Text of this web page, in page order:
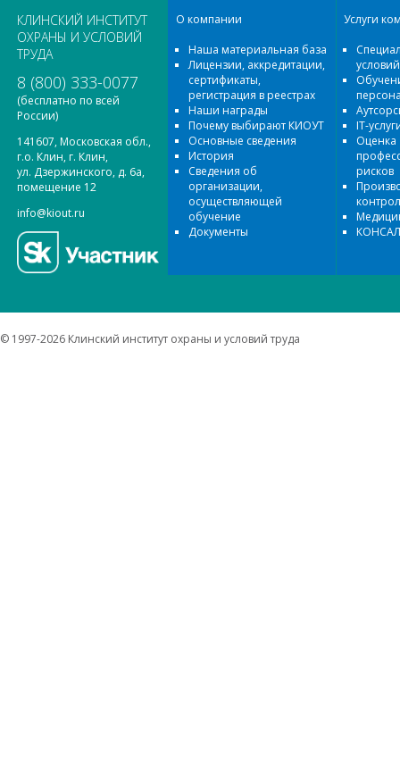
КЛИНСКИЙ ИНСТИТУТ
ОХРАНЫ И УСЛОВИЙ
ТРУДА
8 (800) 333-0077
(бесплатно по всей
России)
141607, Московская обл.,
г.о. Клин, г. Клин,
ул. Дзержинского, д. 6а,
помещение 12
info@kiout.ru
О компании
Наша материальная база
Лицензии, аккредитации,
сертификаты,
регистрация в реестрах
Наши награды
Почему выбирают КИОУТ
Основные сведения
История
Сведения об
организации,
осуществляющей
обучение
Документы
Услуги
IT-
Оценка
рисков
© 1997-2026 Клинский институт охраны и условий труда